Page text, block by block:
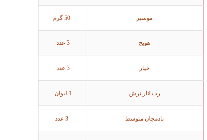
موسیر
هویج 3 عدد
خیار 3 عدد
رب انار ترش 1 لیوان
بادمجان متوسط